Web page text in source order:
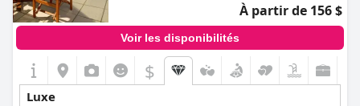
À partir de 156 $
Voir les disponibilités
$
Luxe